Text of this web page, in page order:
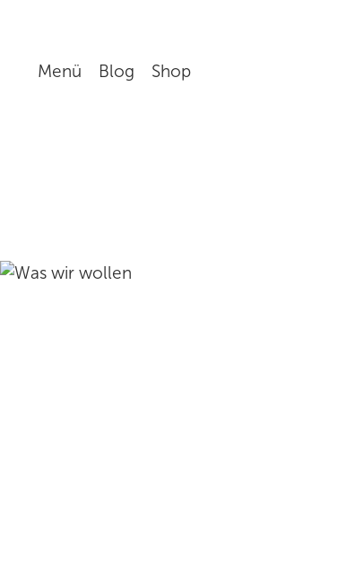
Menü Blog Shop